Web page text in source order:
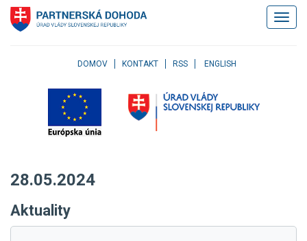
Klávesové
skratky
Skočiť
menu
na
DOMOV KONTAKT RSS ENGLISH
28.05.2024
Aktuality